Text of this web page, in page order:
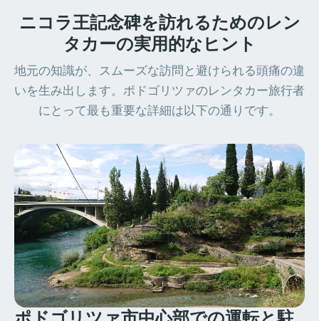
ニコラ王記念碑を訪れるためのレン
タカーの実用的なヒント
地元の知識が、スムーズな訪問と避けられる頭痛の違
いを生み出します。ポドゴリツァのレンタカー旅行者
にとって最も重要な詳細は以下の通りです。